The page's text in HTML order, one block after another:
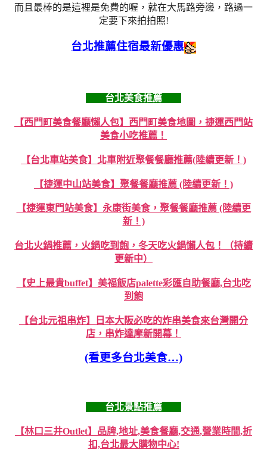
而且最棒的是這裡是免費的喔，就在大馬路旁邊，路過一
定要下來拍拍照!
台北推薦住宿最新優惠
台北美食推薦
【西門町美食餐廳懶人包】西門町美食地圖，捷運西門站
美食小吃推薦！
【台北車站美食】北車附近聚餐餐廳推薦(陸續更新！)
【捷運中山站美食】聚餐餐廳推薦 (陸續更新！)
【捷運東門站美食】永康街美食，聚餐餐廳推薦 (陸續更
新！)
台北火鍋推薦，火鍋吃到飽，冬天吃火鍋懶人包！（持續
更新中）
【史上最貴buffet】美福飯店palette彩匯自助餐廳,台北吃
到飽
【台北元祖串炸】日本大阪必吃的炸串美食來台灣開分
店，串炸達摩新開幕！
(看更多台北美食…)
台北景點推薦
【林口三井Outlet】品牌,地址,美食餐廳,交通,營業時間,折
扣,台北最大購物中心!